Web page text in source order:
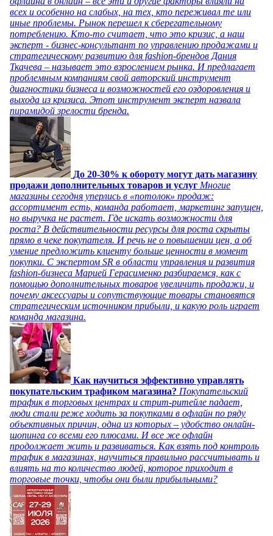
всех и особенно на слабых, на тех, кто переживал те или
иные проблемы. Рынок перешел к сберегательному
потреблению. Кто-то считает, что это кризис, а наш
эксперт - бизнес-консультант по управлению продажами и
стратегическому развитию для fashion-брендов Дания
Ткачева – называет это взрослением рынка. И предлагает
проблемным компаниям свой авторский инструмент
диагностики бизнеса и возможностей его оздоровления и
выхода из кризиса. Этот инструмент эксперт назвала
пирамидой зрелости бренда.
До 20-30% к обороту могут дать магазину
продажи дополнительных товаров и услуг Многие
магазины сегодня уперлись в «потолок» продаж:
ассортимент есть, команда работает, маркетинг запущен,
но выручка не растет. Где искать возможности для
роста? В действительности ресурсы для роста скрыты
прямо в чеке покупателя. И речь не о повышении цен, а об
умение предложить клиенту больше ценности в момент
покупки. С экспертом SR в области управления и развития
fashion-бизнеса Марией Герасименко разбираемся, как с
помощью дополнительных товаров увеличить продажи, и
почему аксессуары и сопутствующие товары становятся
стратегическим источником прибыли, и какую роль играет
команда магазина.
Как научиться эффективно управлять
покупательским трафиком магазина? Покупательский
трафик в торговых центрах и стрит-ритейле падает,
люди стали реже ходить за покупками в офлайн по ряду
объективных причин, одна из которых – удобство онлайн-
шопинга со всеми его плюсами. И все же офлайн
продолжает жить и развиваться. Как взять под контроль
трафик в магазинах, научиться правильно рассчитывать и
влиять на то количество людей, которое приходит в
торговые точки, чтобы они были прибыльными?